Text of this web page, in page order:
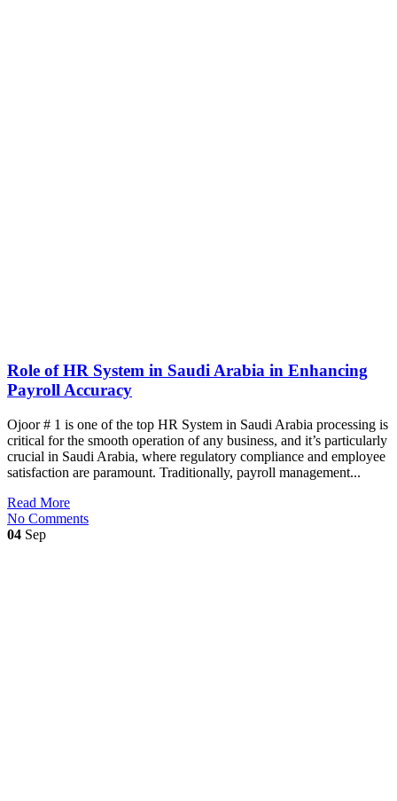
Role of HR System in Saudi Arabia in Enhancing
Payroll Accuracy
Ojoor # 1 is one of the top HR System in Saudi Arabia processing is
critical for the smooth operation of any business, and it’s particularly
crucial in Saudi Arabia, where regulatory compliance and employee
satisfaction are paramount. Traditionally, payroll management...
Read More
No Comments
04 Sep